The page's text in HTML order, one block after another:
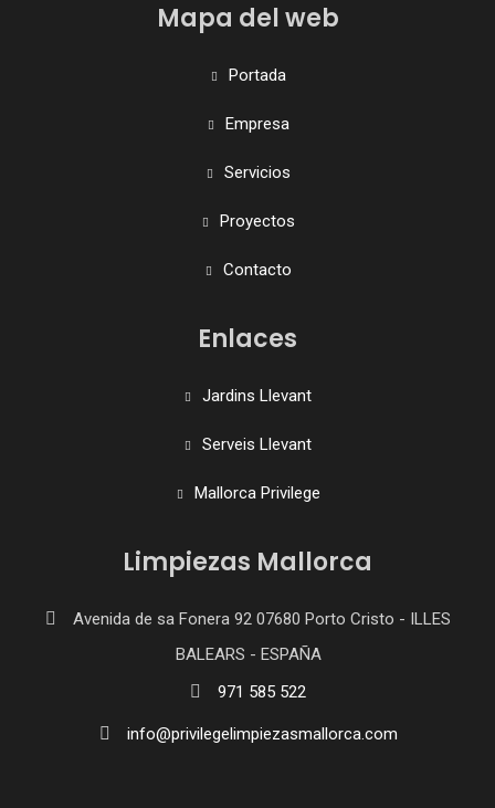
Mapa del web
Portada
Empresa
Servicios
Proyectos
Contacto
Enlaces
Jardins Llevant
Serveis Llevant
Mallorca Privilege
Limpiezas Mallorca
Avenida de sa Fonera 92 07680 Porto Cristo - ILLES
BALEARS - ESPAÑA
971 585 522
info@privilegelimpiezasmallorca.com